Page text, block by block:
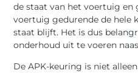
de staat van het voertuig en
voertuig gedurende de hele
staat blijft. Het is dus
onderhoud uit te voeren
De APK-keuring is niet